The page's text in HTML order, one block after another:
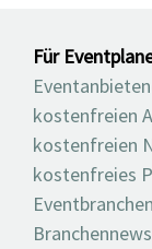
Für
kostenfreien
kostenfreien
kostenfreies